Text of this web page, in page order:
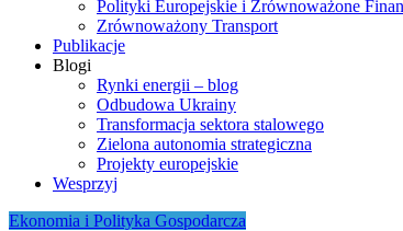
Polityki Europejskie i Zrównoważone
Zrównoważony Transport
Publikacje
Blogi
Rynki energii – blog
Odbudowa Ukrainy
Transformacja sektora stalowego
Zielona autonomia strategiczna
Projekty europejskie
Wesprzyj
Ekonomia i Polityka Gospodarcza